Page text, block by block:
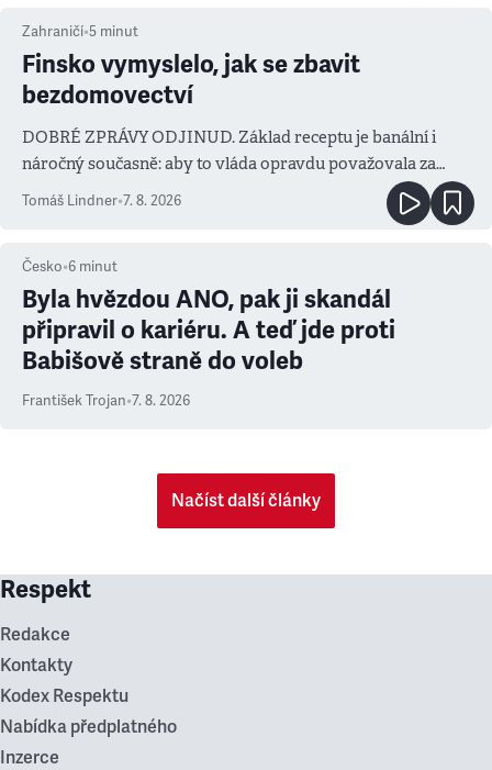
Zahraničí•5 minut
Finsko vymyslelo, jak se zbavit
bezdomovectví
DOBRÉ ZPRÁVY ODJINUD. Základ receptu je banální i
náročný současně: aby to vláda opravdu považovala za
prioritu
Tomáš Lindner•7. 8. 2026
Česko•6 minut
Byla hvězdou ANO, pak ji skandál
připravil o kariéru. A teď jde proti
Babišově straně do voleb
František Trojan•7. 8. 2026
Načíst další články
Respekt
Redakce
Kontakty
Kodex Respektu
Nabídka předplatného
Inzerce